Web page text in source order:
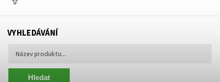
VYHLEDÁVÁNÍ
Hledat